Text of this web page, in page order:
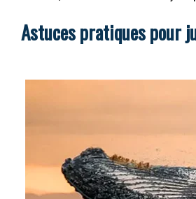
Astuces pratiques pour